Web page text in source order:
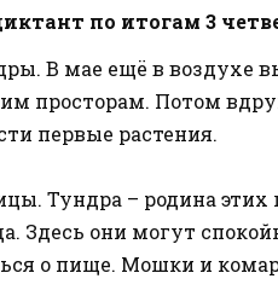
по итогам 3
В мае ещё в воздухе
просторам. Потом
первые растения.
Тундра – родина этих
Здесь они могут
о пище. Мошки и